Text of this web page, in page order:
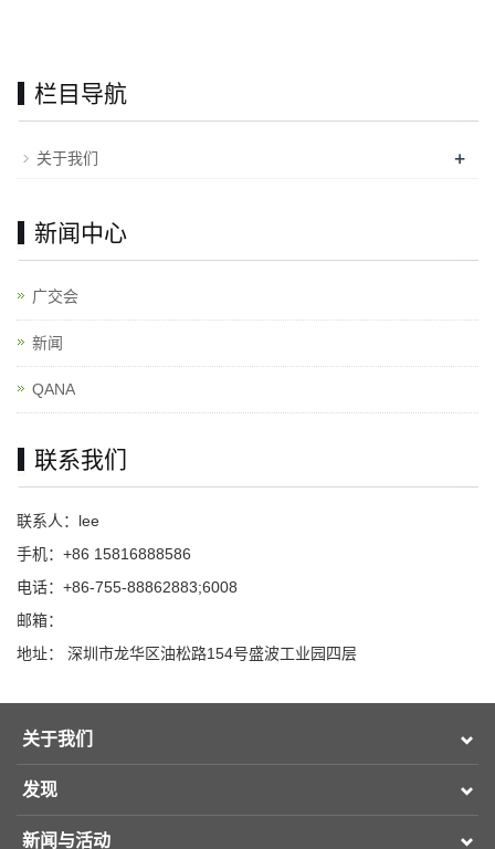
栏目导航
关于我们 +
新闻中心
广交会
新闻
QANA
联系我们
联系人：lee
手机：+86 15816888586
电话：+86-755-88862883;6008
邮箱：
地址： 深圳市龙华区油松路154号盛波工业园四层
关于我们
发现
新闻与活动